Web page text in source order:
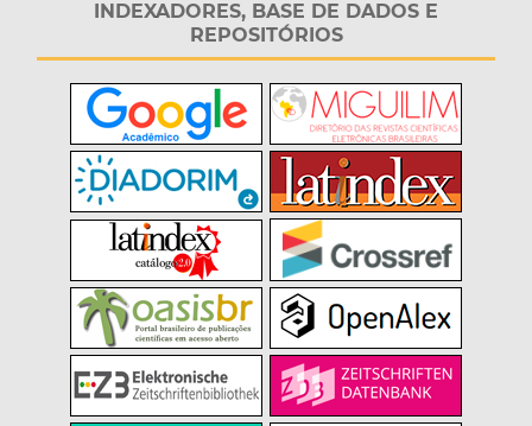
INDEXADORES, BASE DE DADOS E
REPOSITÓRIOS